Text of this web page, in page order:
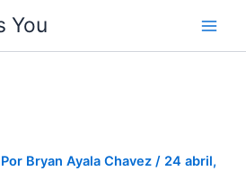
You
Bryan Ayala Chavez/ 24 abril,